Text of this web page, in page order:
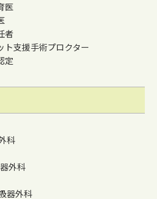
医
者
ト支援手術プロクター
定
科
外科
器外科